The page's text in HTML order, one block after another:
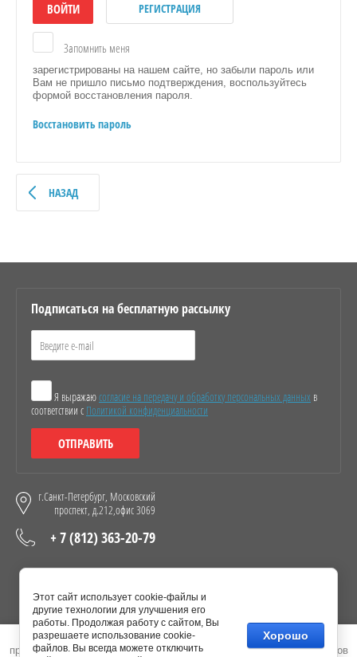
ВОЙТИ РЕГИСТРАЦИЯ
Запомнить меня
зарегистрированы на нашем сайте, но забыли пароль или
Вам не пришло письмо подтверждения, воспользуйтесь
формой восстановления пароля.
Восстановить пароль
НАЗАД
Подписаться на бесплатную рассылку
Я выражаюсогласие на передачу и обработку персональных данных в
соответствии с Политикой конфиденциальности
ОТПРАВИТЬ
г.Санкт-Петербург, Московский
проспект, д.212,офис 3069
+ 7 (812) 363-20-79
Этот сайт использует файлы cookie и метаданные. Продолжая
просматривать его, вы соглашаетесь на использование нами файлов
Этот сайт использует cookie-файлы и
другие технологии для улучшения его
работы. Продолжая работу с сайтом, Вы
разрешаете использование cookie-
файлов. Вы всегда можете отключить
Хорошо